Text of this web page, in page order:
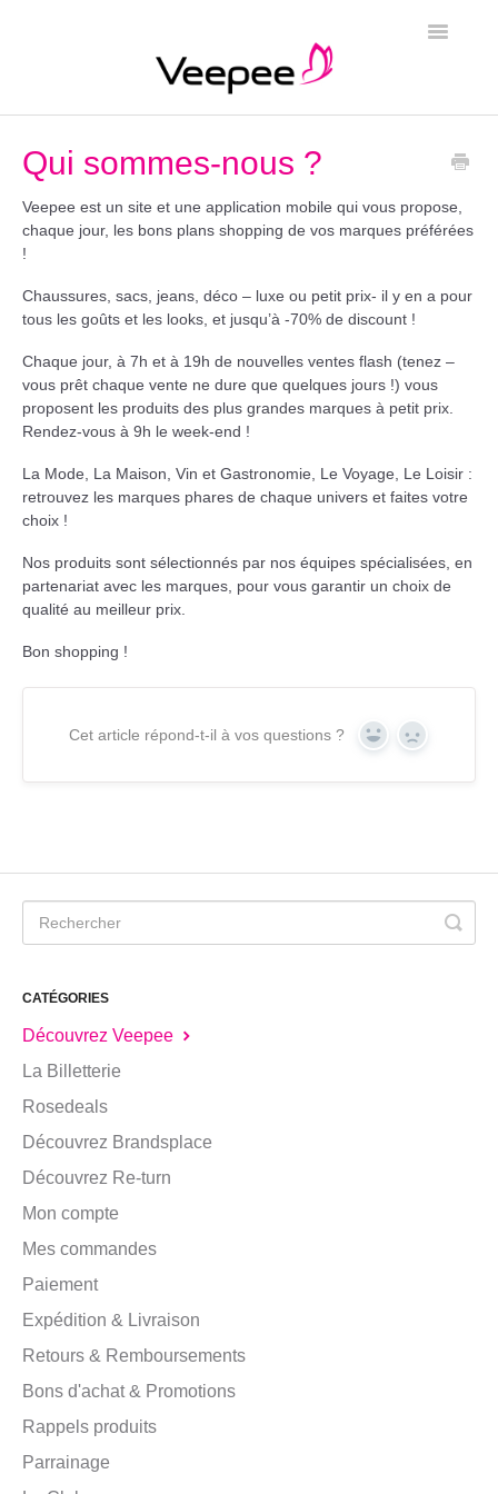
Toggle
Qui sommes-nous ?
Veepee est un site et une application mobile qui vous propose,
chaque jour, les bons plans shopping de vos marques préférées
!
Chaussures, sacs, jeans, déco – luxe ou petit prix- il y en a pour
tous les goûts et les looks, et jusqu’à -70% de discount !
Chaque jour, à 7h et à 19h de nouvelles ventes flash (tenez –
vous prêt chaque vente ne dure que quelques jours !) vous
proposent les produits des plus grandes marques à petit prix.
Rendez-vous à 9h le week-end !
La Mode, La Maison, Vin et Gastronomie, Le Voyage, Le Loisir :
retrouvez les marques phares de chaque univers et faites votre
choix !
Nos produits sont sélectionnés par nos équipes spécialisées, en
partenariat avec les marques, pour vous garantir un choix de
qualité au meilleur prix.
Bon shopping !
Cet article répond-t-il à vos questions ? Yes No
CATÉGORIES
Découvrez Veepee
La Billetterie
Rosedeals
Découvrez Brandsplace
Découvrez Re-turn
Mon compte
Mes commandes
Paiement
Expédition & Livraison
Retours & Remboursements
Bons d'achat & Promotions
Rappels produits
Parrainage